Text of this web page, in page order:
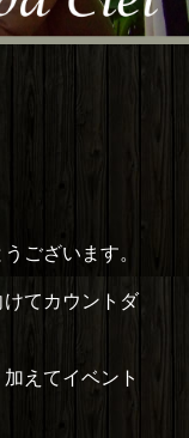
ございます。
てカウントダ
えてイベント